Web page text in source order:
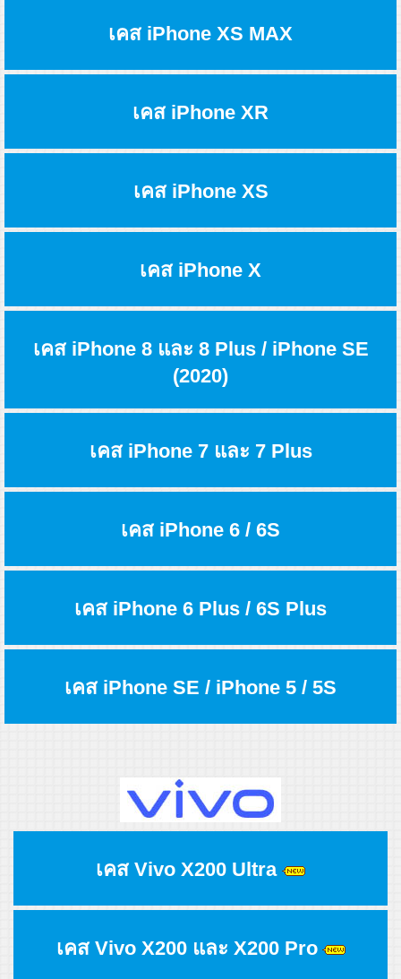
เคส iPhone XS MAX
เคส iPhone XR
เคส iPhone XS
เคส iPhone X
เคส iPhone 8 และ 8 Plus / iPhone SE
(2020)
เคส iPhone 7 และ 7 Plus
เคส iPhone 6 / 6S
เคส iPhone 6 Plus / 6S Plus
เคส iPhone SE / iPhone 5 / 5S
เคส Vivo X200 Ultra
เคส Vivo X200 และ X200 Pro